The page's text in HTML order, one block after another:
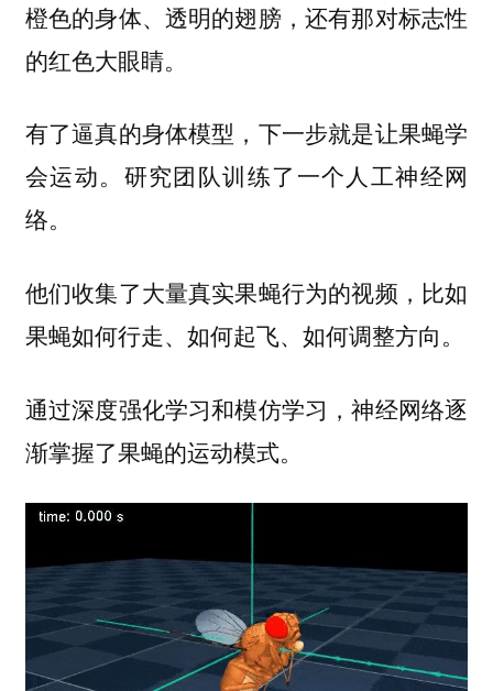
橙色的身体、透明的翅膀，还有那对标志性
的红色大眼睛。
有了逼真的身体模型，下一步就是让果蝇学
会运动。研究团队训练了一个人工神经网
络。
他们收集了大量真实果蝇行为的视频，比如
果蝇如何行走、如何起飞、如何调整方向。
通过深度强化学习和模仿学习，神经网络逐
渐掌握了果蝇的运动模式。